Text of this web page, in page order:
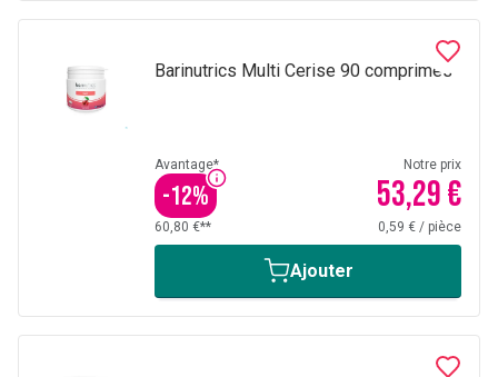
Barinutrics Multi Cerise 90 comprimés
Avantage*
-12%
Notre prix
53,29 €
60,80 €** 0,59 € / pièce
Ajouter